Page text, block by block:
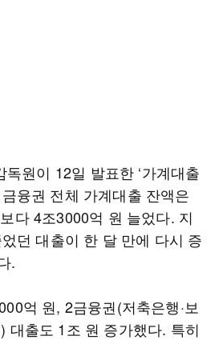
원이 12일 발표한 ‘가계대출
융권 전체 가계대출 잔액은
다 4조3000억 원 늘었다. 지
던 대출이 한 달 만에 다시 증
.
억 원, 2금융권(저축은행·보
대출도 1조 원 증가했다. 특히